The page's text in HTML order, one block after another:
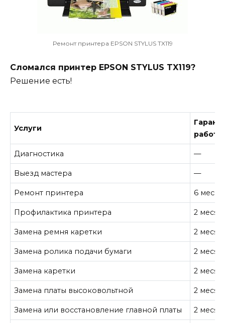
Ремонт принтера EPSON STYLUS TX119
Сломался принтер EPSON STYLUS TX119?
Решение есть!
Услуги
работу
Диагностика —
Выезд мастера —
Ремонт принтера 6
Профилактика принтера 2
Замена ремня каретки 2
Замена ролика подачи бумаги 2
Замена каретки 2
Замена платы высоковольтной 2
Замена или восстановление главной платы 2